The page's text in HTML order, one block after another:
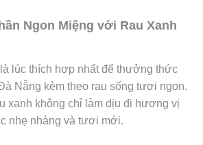
Ngon Miệng với Rau Xanh
lúc thích hợp nhất để thưởng thức
Nẵng kèm theo rau sống tươi ngon.
xanh không chỉ làm dịu đi hương vị
nhẹ nhàng và tươi mới.